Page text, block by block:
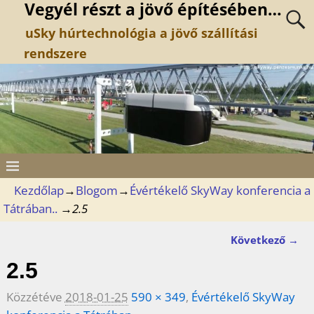
Vegyél részt a jövő építésében…
uSky húrtechnológia a jövő szállítási
rendszere
Kezdőlap→Blogom→Évértékelő SkyWay konferencia a
Tátrában.. →2.5
Következő →
2.5
Közzétéve 2018-01-25 590 × 349, Évértékelő SkyWay